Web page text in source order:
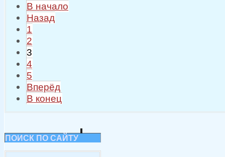
В начало
Назад
1
2
3
4
5
Вперёд
В конец
ПОИСК ПО САЙТУ